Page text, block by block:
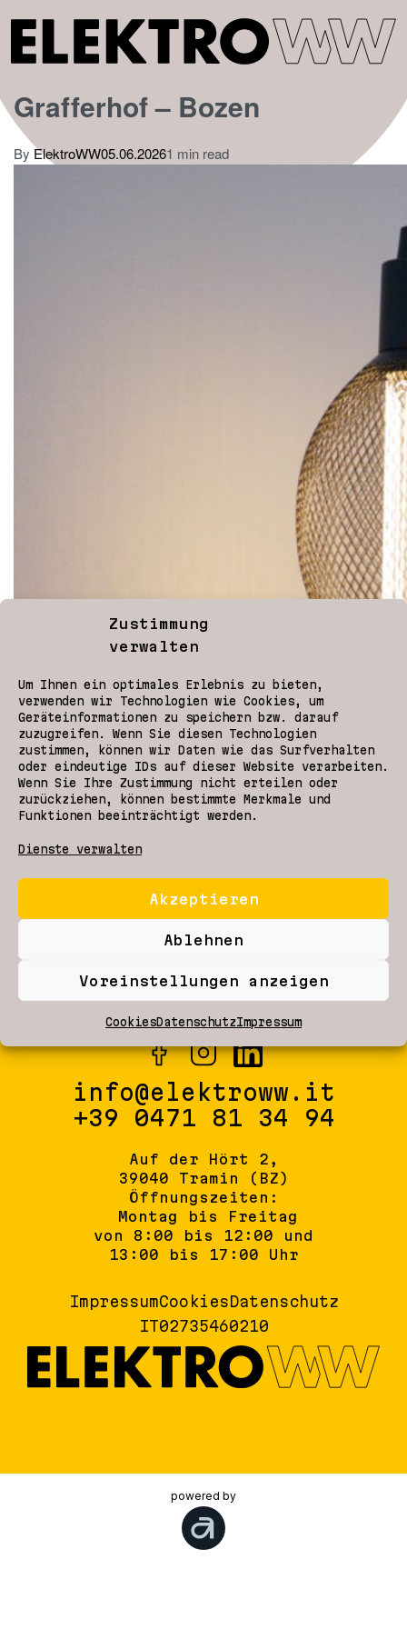
Zustimmung
verwalten
Um Ihnen ein optimales Erlebnis zu bieten,
verwenden wir Technologien wie Cookies, um
Geräteinformationen zu speichern bzw. darauf
zuzugreifen. Wenn Sie diesen Technologien
zustimmen, können wir Daten wie das Surfverhalten
oder eindeutige IDs auf dieser Website verarbeiten.
Wenn Sie Ihre Zustimmung nicht erteilen oder
zurückziehen, können bestimmte Merkmale und
Funktionen beeinträchtigt werden.
Dienste verwalten
Akzeptieren
Ablehnen
Voreinstellungen anzeigen
CookiesDatenschutzImpressum
Grafferhof – Bozen
By ElektroWW05.06.20261 min read
Für ein neu errichtetes Ferienhaus mit Hofanlage inBozen
und ausführen. Das Projekt umfasste moderne
elektrotechnische Lösungen, eine hochwertige Ausführung
sowie eine enge Abstimmung mit allen beteiligten Gewerken
und den bauseitigen Vorgaben.
info@elektroww.it
+39 0471 81 34 94
Auf der Hört 2,
39040 Tramin (BZ)
Öffnungszeiten:
Montag bis Freitag
von 8:00 bis 12:00 und
13:00 bis 17:00 Uhr
ImpressumCookies Datenschutz
IT02735460210
powered by